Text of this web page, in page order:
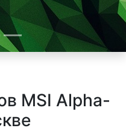
MSI Alpha-